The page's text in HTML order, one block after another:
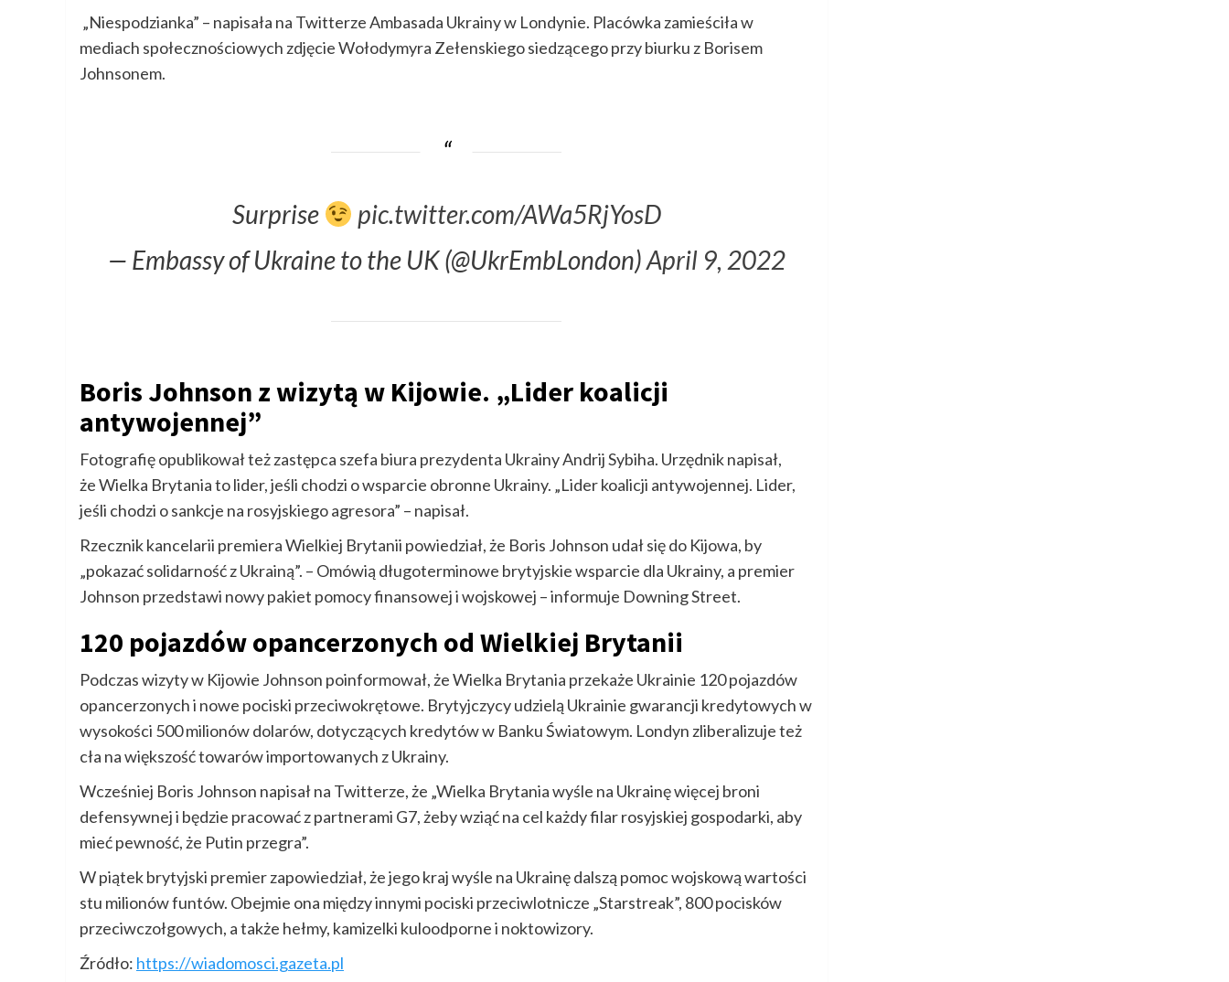
„Niespodzianka” – napisała na Twitterze Ambasada Ukrainy w Londynie. Placówka zamieściła w
mediach społecznościowych zdjęcie Wołodymyra Zełenskiego siedzącego przy biurku z Borisem
Johnsonem.
Surprise
pic.twitter.com/AWa5RjYosD
— Embassy of Ukraine to the UK (@UkrEmbLondon)April 9, 2022
Boris Johnson z wizytą w Kijowie. „Lider koalicji
antywojennej”
Fotografię opublikował też zastępca szefa biura prezydenta Ukrainy Andrij Sybiha. Urzędnik napisał,
że Wielka Brytania to lider, jeśli chodzi o wsparcie obronne Ukrainy. „Lider koalicji antywojennej. Lider,
jeśli chodzi o sankcje na rosyjskiego agresora” – napisał.
Rzecznik kancelarii premiera Wielkiej Brytanii powiedział, że Boris Johnson udał się do Kijowa, by
„pokazać solidarność z Ukrainą”. – Omówią długoterminowe brytyjskie wsparcie dla Ukrainy, a premier
Johnson przedstawi nowy pakiet pomocy finansowej i wojskowej – informuje Downing Street.
120 pojazdów opancerzonych od Wielkiej Brytanii
Podczas wizyty w Kijowie Johnson poinformował, że Wielka Brytania przekaże Ukrainie 120 pojazdów
opancerzonych i nowe pociski przeciwokrętowe. Brytyjczycy udzielą Ukrainie gwarancji kredytowych w
wysokości 500 milionów dolarów, dotyczących kredytów w Banku Światowym. Londyn zliberalizuje też
cła na większość towarów importowanych z Ukrainy.
Wcześniej Boris Johnson napisał na Twitterze, że „Wielka Brytania wyśle na Ukrainę więcej broni
defensywnej i będzie pracować z partnerami G7, żeby wziąć na cel każdy filar rosyjskiej gospodarki, aby
mieć pewność, że Putin przegra”.
W piątek brytyjski premier zapowiedział, że jego kraj wyśle na Ukrainę dalszą pomoc wojskową wartości
stu milionów funtów. Obejmie ona między innymi pociski przeciwlotnicze „Starstreak”, 800 pocisków
przeciwczołgowych, a także hełmy, kamizelki kuloodporne i noktowizory.
Źródło: https://wiadomosci.gazeta.pl